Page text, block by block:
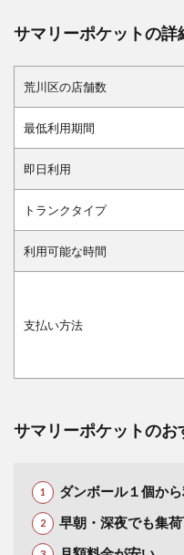
サマリーポケットの詳
荒川区の店舗数
最低利用期間
即日利用
トランクタイプ
利用可能な時間
支払い方法
サマリーポケットのお
ダンボール１個か
早朝・深夜でも集